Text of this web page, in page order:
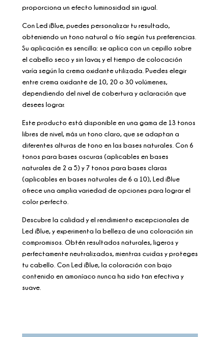
proporciona un efecto luminosidad sin igual.
Con Led iBlue, puedes personalizar tu resultado,
obteniendo un tono natural o frío según tus preferencias.
Su aplicación es sencilla: se aplica con un cepillo sobre
el cabello seco y sin lavar, y el tiempo de colocación
varía según la crema oxidante utilizada. Puedes elegir
entre crema oxidante de 10, 20 o 30 volúmenes,
dependiendo del nivel de cobertura y aclaración que
desees lograr.
Este producto está disponible en una gama de 13 tonos
libres de nivel, más un tono claro, que se adaptan a
diferentes alturas de tono en las bases naturales. Con 6
tonos para bases oscuras (aplicables en bases
naturales de 2 a 5) y 7 tonos para bases claras
(aplicables en bases naturales de 6 a 10), Led iBlue
ofrece una amplia variedad de opciones para lograr el
color perfecto.
Descubre la calidad y el rendimiento excepcionales de
Led iBlue, y experimenta la belleza de una coloración sin
compromisos. Obtén resultados naturales, ligeros y
perfectamente neutralizados, mientras cuidas y proteges
tu cabello. Con Led iBlue, la coloración con bajo
contenido en amoníaco nunca ha sido tan efectiva y
suave.